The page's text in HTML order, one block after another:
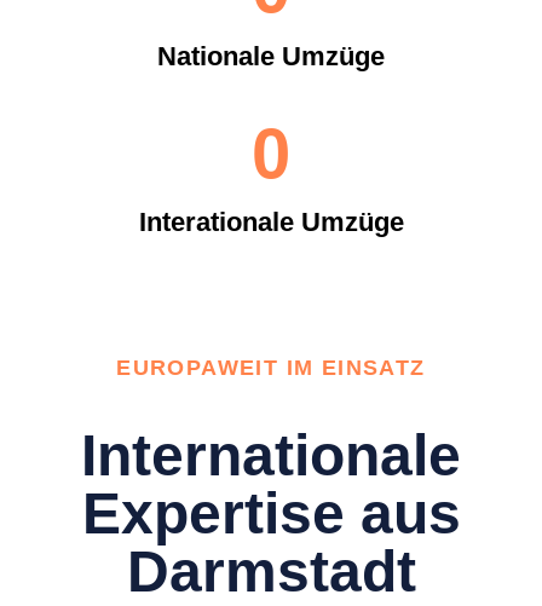
Nationale Umzüge
Interationale Umzüge
0
EUROPAWEIT IM EINSATZ
Internationale
Expertise aus
Darmstadt